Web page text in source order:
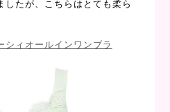
したが、こちらはとても柔ら
シィオールインワンブラ